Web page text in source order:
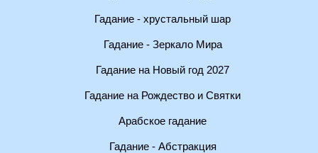
Гадание - хрустальный шар
Гадание - Зеркало Мира
Гадание на Новый год 2027
Гадание на Рождество и Святки
Арабское гадание
Гадание - Абстракция